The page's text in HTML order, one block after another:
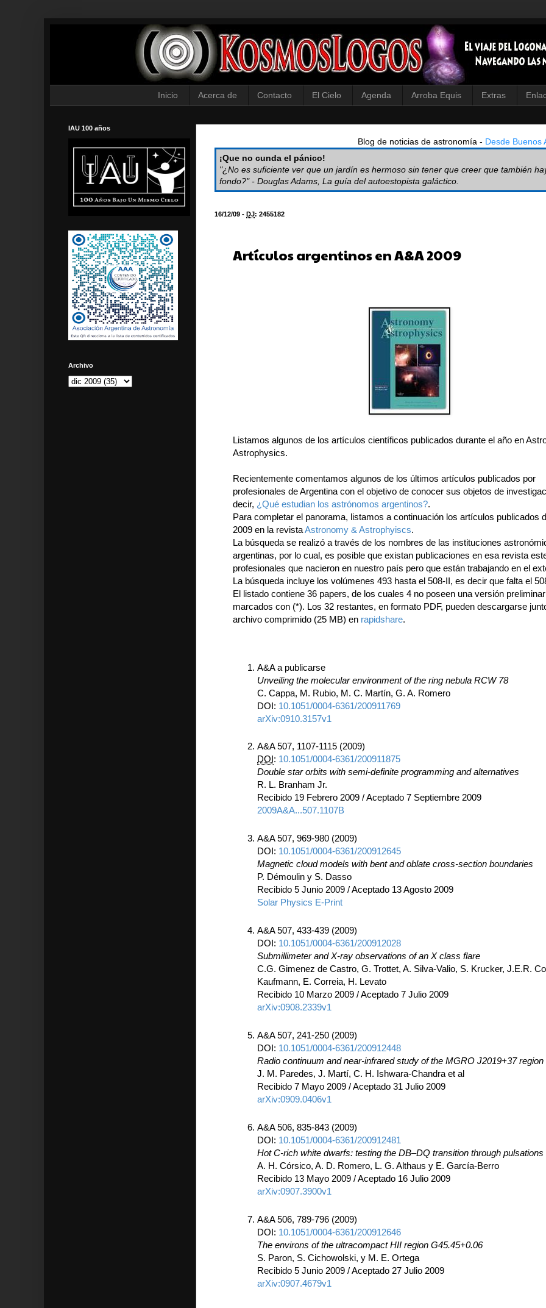
Inicio Acerca de Contacto El Cielo Agenda Arroba Equis Extras
Blog de noticias de astronomía - Desde Buenos
¡Que no cunda el pánico!
"¿No es suficiente ver que un jardín es hermoso sin tener que creer que también
fondo?" - Douglas Adams, La guía del autoestopista galáctico.
16/12/09 - DJ: 2455182
Artículos argentinos en A&A 2009
Listamos algunos de los artículos científicos publicados durante el año en
Astrophysics.
Recientemente comentamos algunos de los últimos artículos publicados por
profesionales de Argentina con el objetivo de conocer sus objetos de
decir, ¿Qué estudian los astrónomos argentinos?.
Para completar el panorama, listamos a continuación los artículos publicados
2009 en la revistaAstronomy & Astrophyiscs.
La búsqueda se realizó a través de los nombres de las instituciones
argentinas, por lo cual, es posible que existan publicaciones en esa revista
profesionales que nacieron en nuestro país pero que están trabajando en el
La búsqueda incluye los volúmenes 493 hasta el 508-II, es decir que falta el
El listado contiene 36 papers, de los cuales 4 no poseen una versión
marcados con (*). Los 32 restantes, en formato PDF, pueden descargarse
archivo comprimido (25 MB) en rapidshare.
A&A a publicarse
Unveiling the molecular environment of the ring nebula RCW 78
C. Cappa, M. Rubio, M. C. Martín, G. A. Romero
DOI: 10.1051/0004-6361/200911769
arXiv:0910.3157v1
A&A 507, 1107-1115 (2009)
DOI: 10.1051/0004-6361/200911875
Double star orbits with semi-definite programming and alternatives
R. L. Branham Jr.
Recibido 19 Febrero 2009 / Aceptado 7 Septiembre 2009
2009A&A...507.1107B
A&A 507, 969-980 (2009)
DOI: 10.1051/0004-6361/200912645
Magnetic cloud models with bent and oblate cross-section boundaries
P. Démoulin y S. Dasso
Recibido 5 Junio 2009 / Aceptado 13 Agosto 2009
Solar Physics E-Print
A&A 507, 433-439 (2009)
DOI: 10.1051/0004-6361/200912028
Submillimeter and X-ray observations of an X class flare
C.G. Gimenez de Castro, G. Trottet, A. Silva-Valio, S. Krucker, J.E.R.
Kaufmann, E. Correia, H. Levato
Recibido 10 Marzo 2009 / Aceptado 7 Julio 2009
arXiv:0908.2339v1
A&A 507, 241-250 (2009)
DOI: 10.1051/0004-6361/200912448
Radio continuum and near-infrared study of the MGRO J2019+37 region
J. M. Paredes, J. Martí, C. H. Ishwara-Chandra et al
Recibido 7 Mayo 2009 / Aceptado 31 Julio 2009
arXiv:0909.0406v1
A&A 506, 835-843 (2009)
DOI: 10.1051/0004-6361/200912481
Hot C-rich white dwarfs: testing the DB–DQ transition through pulsations
A. H. Córsico, A. D. Romero, L. G. Althaus y E. García-Berro
Recibido 13 Mayo 2009 / Aceptado 16 Julio 2009
arXiv:0907.3900v1
A&A 506, 789-796 (2009)
DOI: 10.1051/0004-6361/200912646
The environs of the ultracompact HII region G45.45+0.06
S. Paron, S. Cichowolski, y M. E. Ortega
Recibido 5 Junio 2009 / Aceptado 27 Julio 2009
arXiv:0907.4679v1
IAU 100 años
Archivo